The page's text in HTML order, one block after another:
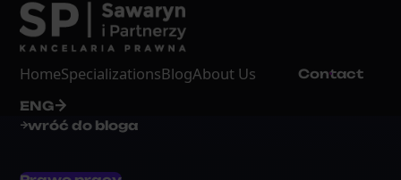
HomeSpecializationsBlogAbout Us Contact
ENG
wróć do bloga